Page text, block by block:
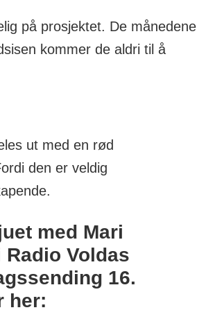
på prosjektet. De månedene
kommer de aldri til å
ut med en rød
den er veldig
med Mari
Voldas
16.
her: